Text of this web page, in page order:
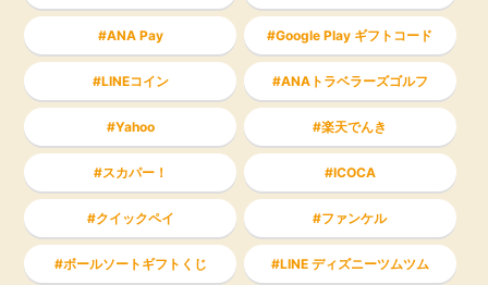
ANA Pay Google Play ギフトコード
LINEコイン ANAトラベラーズゴルフ
Yahoo 楽天でんき
スカパー！ ICOCA
クイックペイ ファンケル
ボールソートギフトくじ LINE ディズニーツムツム